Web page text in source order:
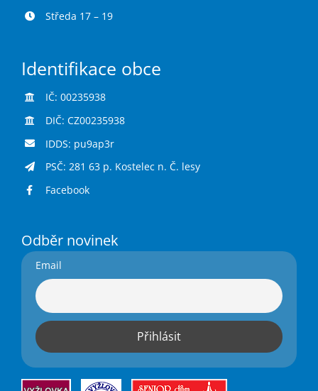
Středa 17 – 19
Identifikace obce
IČ: 00235938
DIČ: CZ00235938
IDDS: pu9ap3r
PSČ: 281 63 p. Kostelec n. Č. lesy
Facebook
Odběr novinek
Email